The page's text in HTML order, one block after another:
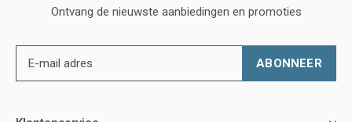
Ontvang de nieuwste aanbiedingen en promoties
ABONNEER